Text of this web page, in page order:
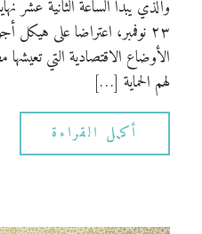
والذي يبدأ الساعة الثانية عشر
٢٣ نوفمبر، اعتراضا على
لهم الحماية […]
أكمل القراءة